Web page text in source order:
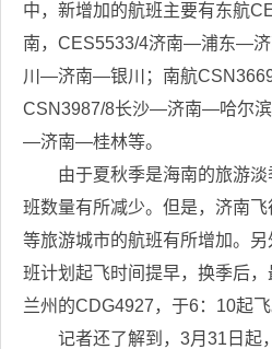
中，新增加的航班主要有东航
南，CES5533/4济南—浦东—济
川—济南—银川；南航
CSN3987/8长沙—济南—哈尔
—济南—桂林等。
由于夏秋季是海南的旅游淡
班数量有所减少。但是，济南
等旅游城市的航班有所增加。
班计划起飞时间提早，换季后
兰州的CDG4927，于6：10起飞
记者还了解到，3月31日起